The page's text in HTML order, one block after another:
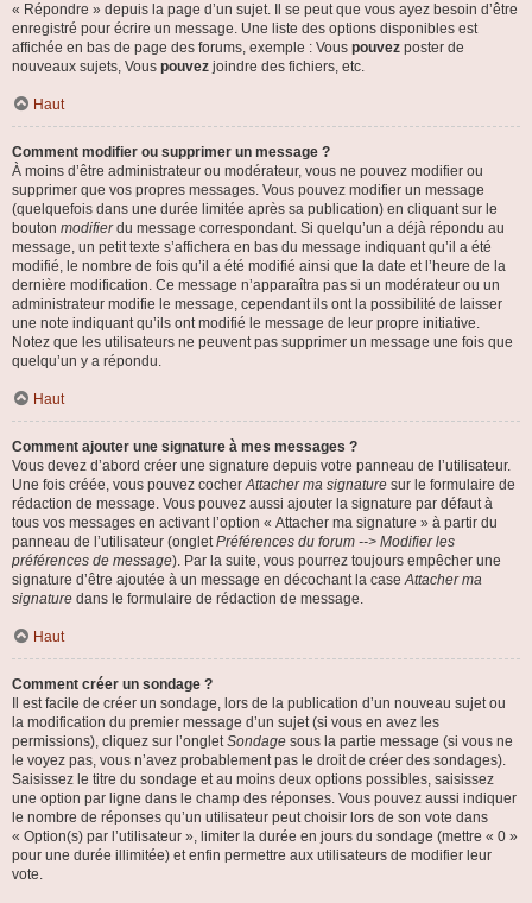
« Répondre » depuis la page d’un sujet. Il se peut que vous ayez besoin d’être
enregistré pour écrire un message. Une liste des options disponibles est
affichée en bas de page des forums, exemple : Vous pouvez poster de
nouveaux sujets, Vous pouvez joindre des fichiers, etc.
Haut
Comment modifier ou supprimer un message ?
À moins d’être administrateur ou modérateur, vous ne pouvez modifier ou
supprimer que vos propres messages. Vous pouvez modifier un message
(quelquefois dans une durée limitée après sa publication) en cliquant sur le
bouton modifierdu message correspondant. Si quelqu’un a déjà répondu au
message, un petit texte s’affichera en bas du message indiquant qu’il a été
modifié, le nombre de fois qu’il a été modifié ainsi que la date et l’heure de la
dernière modification. Ce message n’apparaîtra pas si un modérateur ou un
administrateur modifie le message, cependant ils ont la possibilité de laisser
une note indiquant qu’ils ont modifié le message de leur propre initiative.
Notez que les utilisateurs ne peuvent pas supprimer un message une fois que
quelqu’un y a répondu.
Haut
Comment ajouter une signature à mes messages ?
Vous devez d’abord créer une signature depuis votre panneau de l’utilisateur.
Une fois créée, vous pouvez cocherAttacher ma signature sur le formulaire de
rédaction de message. Vous pouvez aussi ajouter la signature par défaut à
tous vos messages en activant l’option « Attacher ma signature » à partir du
panneau de l’utilisateur (ongletPréférences du forum --> Modifier les
préférences de message). Par la suite, vous pourrez toujours empêcher une
signature d’être ajoutée à un message en décochant la caseAttacher ma
signature dans le formulaire de rédaction de message.
Haut
Comment créer un sondage ?
Il est facile de créer un sondage, lors de la publication d’un nouveau sujet ou
la modification du premier message d’un sujet (si vous en avez les
permissions), cliquez sur l’ongletSondage sous la partie message (si vous ne
le voyez pas, vous n’avez probablement pas le droit de créer des sondages).
Saisissez le titre du sondage et au moins deux options possibles, saisissez
une option par ligne dans le champ des réponses. Vous pouvez aussi indiquer
le nombre de réponses qu’un utilisateur peut choisir lors de son vote dans
« Option(s) par l’utilisateur », limiter la durée en jours du sondage (mettre « 0 »
pour une durée illimitée) et enfin permettre aux utilisateurs de modifier leur
vote.